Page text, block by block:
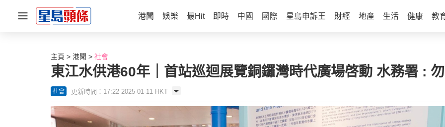
港聞 娛樂 最Hit 即時 中國 國際 星島申訴王 財經 地產 生活 健康 教
主頁 港聞 社會
東江水供港60年｜首站巡迴展覽銅鑼灣時代廣場啓動 水務署 :
社會 更新時間：17:22 2025-01-11 HKT